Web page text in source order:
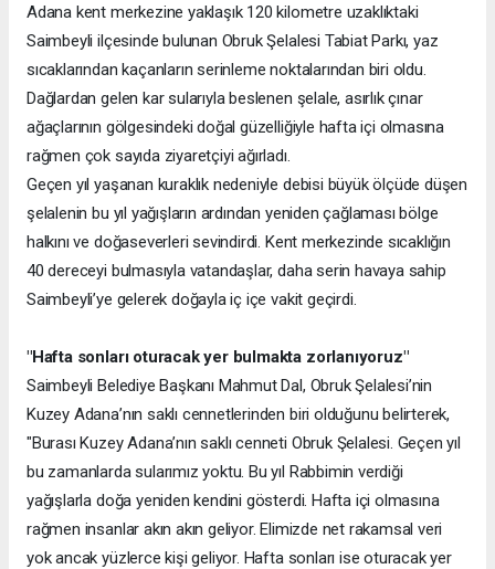
Adana kent merkezine yaklaşık 120 kilometre uzaklıktaki
Saimbeyli ilçesinde bulunan Obruk Şelalesi Tabiat Parkı, yaz
sıcaklarından kaçanların serinleme noktalarından biri oldu.
Dağlardan gelen kar sularıyla beslenen şelale, asırlık çınar
ağaçlarının gölgesindeki doğal güzelliğiyle hafta içi olmasına
rağmen çok sayıda ziyaretçiyi ağırladı.
Geçen yıl yaşanan kuraklık nedeniyle debisi büyük ölçüde düşen
şelalenin bu yıl yağışların ardından yeniden çağlaması bölge
halkını ve doğaseverleri sevindirdi. Kent merkezinde sıcaklığın
40 dereceyi bulmasıyla vatandaşlar, daha serin havaya sahip
Saimbeyli’ye gelerek doğayla iç içe vakit geçirdi.
"Hafta sonları oturacak yer bulmakta zorlanıyoruz"
Saimbeyli Belediye Başkanı Mahmut Dal, Obruk Şelalesi’nin
Kuzey Adana’nın saklı cennetlerinden biri olduğunu belirterek,
"Burası Kuzey Adana’nın saklı cenneti Obruk Şelalesi. Geçen yıl
bu zamanlarda sularımız yoktu. Bu yıl Rabbimin verdiği
yağışlarla doğa yeniden kendini gösterdi. Hafta içi olmasına
rağmen insanlar akın akın geliyor. Elimizde net rakamsal veri
yok ancak yüzlerce kişi geliyor. Hafta sonları ise oturacak yer